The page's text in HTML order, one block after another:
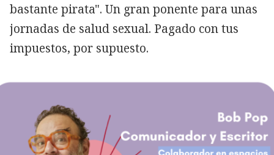
bastante pirata". Un gran ponente para unas
jornadas de salud sexual. Pagado con tus
impuestos, por supuesto.